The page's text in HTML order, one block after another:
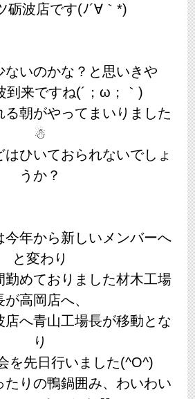
砺波店です(ﾉ´∀｀*)
ないのかな？と思いきや
到来ですね(´；ω；｀)
る朝がやってまいりました
☃
はひいておられないでしょ
うか？
今年から新しいメンバーへ
と変わり
勤めておりました材木工場
が高岡店へ、
店へ青山工場長が移動とな
り
を先日行いました(^O^)
たりの鴨鍋囲み、わいわい